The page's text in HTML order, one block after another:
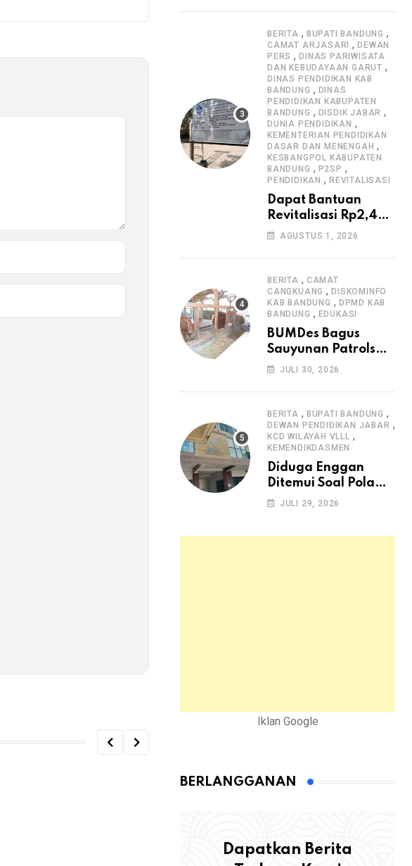
Pengawasan K3
BERITA , BUPATI BANDUNG ,
CAMAT ARJASARI ,DEWAN
PERS ,DINAS PARIWISATA
DAN KEBUDAYAAN GARUT ,
DINAS PENDIDIKAN KAB
BANDUNG , DINAS
PENDIDIKAN KABUPATEN
BANDUNG , DISDIK JABAR ,
DUNIA PENDIDIKAN ,
KEMENTERIAN PENDIDIKAN
DASAR DAN MENENGAH ,
KESBANGPOL KABUPATEN
BANDUNG , P2SP ,
PENDIDIKAN , REVITALISASI
Dapat Bantuan
Revitalisasi Rp2,4
Miliar, SMPN 1
Masyarakat Sambut
Antusias
AGUSTUS 1, 2026
BERITA , CAMAT
CANGKUANG ,DISKOMINFO
KAB BANDUNG , DPMD KAB
BANDUNG , EDUKASI
BUMDes Bagus
Sauyunan Patrolsari
Alokasikan 20
untuk Ketahanan
Pangan Hewani dan
Nabati
JULI 30, 2026
BERITA , BUPATI BANDUNG ,
DEWAN PENDIDIKAN JABAR ,
KCD WILAYAH VLLL ,
KEMENDIKDASMEN
Diduga Enggan
Ditemui Soal Pola
SPMB, Kepsek SMAN
JULI 29, 2026
Iklan Google
BERLANGGANAN
Dapatkan Berita